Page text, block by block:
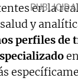
en la
y
perfiles de